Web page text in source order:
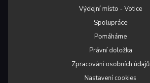
Výdejní místo - Votice
Spolupráce
Pomáháme
Právní doložka
Zpracování osobních údajů
Nastavení cookies